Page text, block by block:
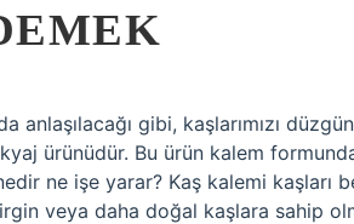
anlaşılacağı gibi, kaşlarımızı
ürünüdür. Bu ürün kalem
ne işe yarar? Kaş kalemi kaşları
veya daha doğal kaşlara sahip